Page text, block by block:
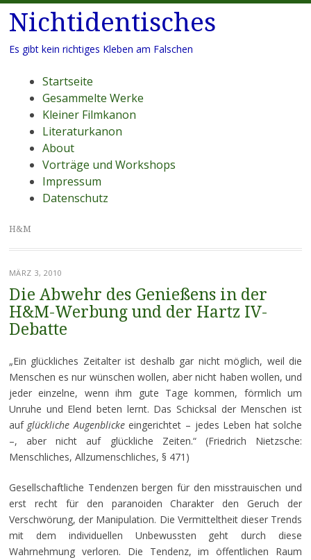
Nichtidentisches
Es gibt kein richtiges Kleben am Falschen
Menü
Zum
Inhalt
springen
Startseite
Gesammelte Werke
Kleiner Filmkanon
Literaturkanon
About
Vorträge und Workshops
Impressum
Datenschutz
H&M
MÄRZ 3, 2010
Die Abwehr des Genießens in der
H&M-Werbung und der Hartz IV-
Debatte
„Ein glückliches Zeitalter ist deshalb gar nicht möglich, weil die
Menschen es nur wünschen wollen, aber nicht haben wollen, und
jeder einzelne, wenn ihm gute Tage kommen, förmlich um
Unruhe und Elend beten lernt. Das Schicksal der Menschen ist
auf glückliche Augenblickeeingerichtet – jedes Leben hat solche
–, aber nicht auf glückliche Zeiten.“ (Friedrich Nietzsche:
Menschliches, Allzumenschliches, § 471)
Gesellschaftliche Tendenzen bergen für den misstrauischen und
erst recht für den paranoiden Charakter den Geruch der
Verschwörung, der Manipulation. Die Vermitteltheit dieser Trends
mit dem individuellen Unbewussten geht durch diese
Wahrnehmung verloren. Die Tendenz, im öffentlichen Raum